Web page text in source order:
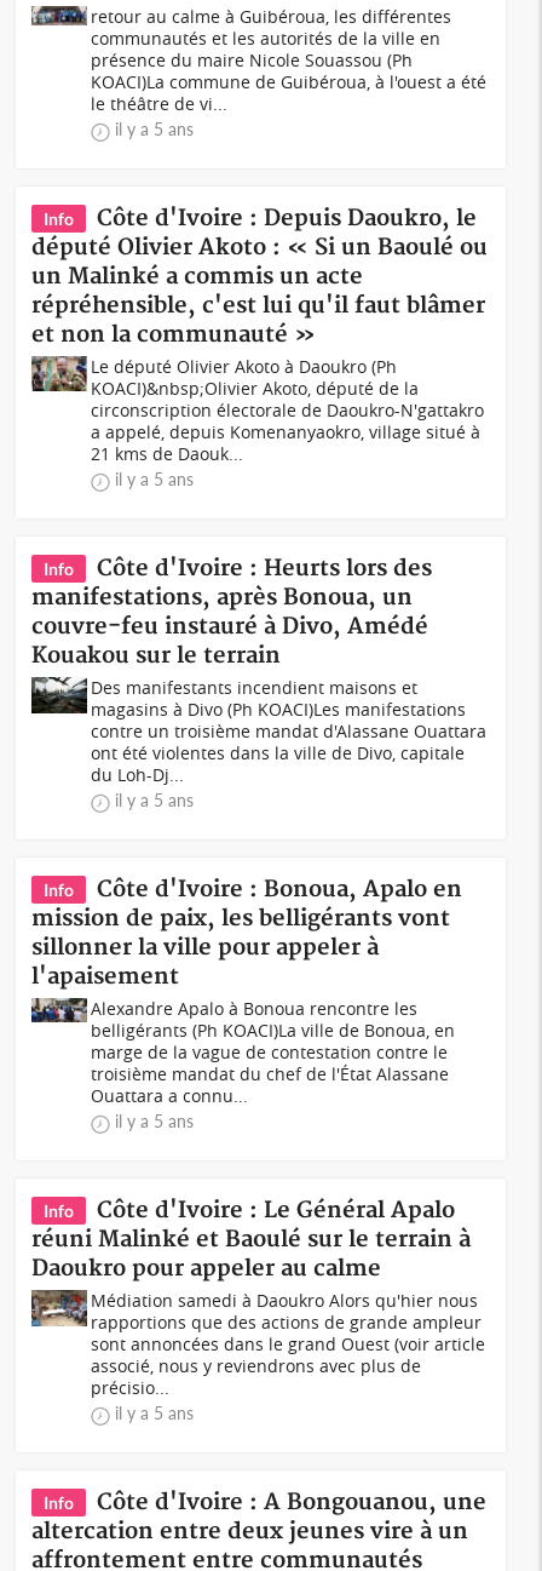
retour au calme à Guibéroua, les différentes
communautés et les autorités de la ville en
présence du maire Nicole Souassou (Ph
KOACI)La commune de Guibéroua, à l'ouest a été
le théâtre de vi...
il y a 5 ans
Info
Côte d'Ivoire : Depuis Daoukro, le
député Olivier Akoto : « Si un Baoulé ou
un Malinké a commis un acte
répréhensible, c'est lui qu'il faut blâmer
et non la communauté »
Le député Olivier Akoto à Daoukro (Ph
KOACI)&nbsp;Olivier Akoto, député de la
circonscription électorale de Daoukro-N'gattakro
a appelé, depuis Komenanyaokro, village situé à
21 kms de Daouk...
il y a 5 ans
Info
Côte d'Ivoire : Heurts lors des
manifestations, après Bonoua, un
couvre-feu instauré à Divo, Amédé
Kouakou sur le terrain
Des manifestants incendient maisons et
magasins à Divo (Ph KOACI)Les manifestations
contre un troisième mandat d'Alassane Ouattara
ont été violentes dans la ville de Divo, capitale
du Loh-Dj...
il y a 5 ans
Info
Côte d'Ivoire : Bonoua, Apalo en
mission de paix, les belligérants vont
sillonner la ville pour appeler à
l'apaisement
Alexandre Apalo à Bonoua rencontre les
belligérants (Ph KOACI)La ville de Bonoua, en
marge de la vague de contestation contre le
troisième mandat du chef de l'État Alassane
Ouattara a connu...
il y a 5 ans
Info
Côte d'Ivoire : Le Général Apalo
réuni Malinké et Baoulé sur le terrain à
Daoukro pour appeler au calme
Médiation samedi à Daoukro Alors qu'hier nous
rapportions que des actions de grande ampleur
sont annoncées dans le grand Ouest (voir article
associé, nous y reviendrons avec plus de
précisio...
il y a 5 ans
Info
Côte d'Ivoire : A Bongouanou, une
altercation entre deux jeunes vire à un
affrontement entre communautés